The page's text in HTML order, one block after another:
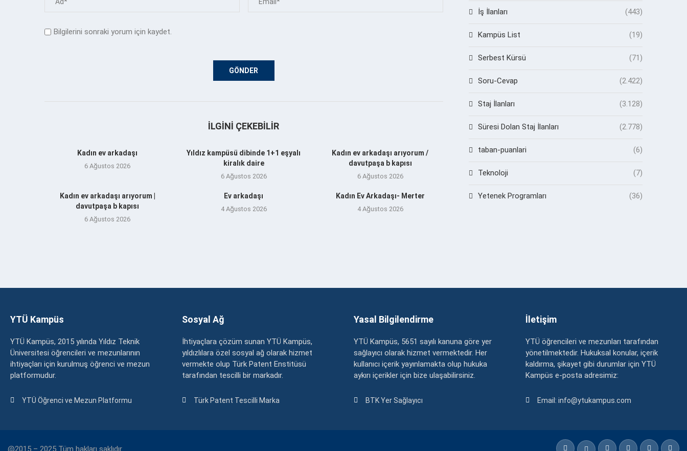
Bilgilerini sonraki yorum için kaydet.
İLGINI ÇEKEBILIR
Kadın ev arkadaşı
6 Ağustos 2026
Yıldız kampüsü dibinde 1+1 eşyalı
kiralık daire
6 Ağustos 2026
Kadın ev arkadaşı arıyorum /
davutpaşa b kapısı
6 Ağustos 2026
Kadın ev arkadaşı arıyorum |
davutpaşa b kapısı
6 Ağustos 2026
Ev arkadaşı
4 Ağustos 2026
Kadın Ev Arkadaşı- Merter
4 Ağustos 2026
İş İlanları (443)
Kampüs List (19)
Serbest Kürsü (71)
Soru-Cevap (2.422)
Staj İlanları (3.128)
Süresi Dolan Staj İlanları (2.778)
taban-puanlari (6)
Teknoloji (7)
Yetenek Programları (36)
YTÜ Kampüs
YTÜ Kampüs, 2015 yılında Yıldız Teknik
Üniversitesi öğrencileri ve mezunlarının
ihtiyaçları için kurulmuş öğrenci ve mezun
platformudur.
YTÜ Öğrenci ve Mezun Platformu
Sosyal Ağ
İhtiyaçlara çözüm sunan YTÜ Kampüs,
yıldızlılara özel sosyal ağ olarak hizmet
vermekte olup Türk Patent Enstitüsü
tarafından tescilli bir markadır.
Türk Patent Tescilli Marka
Yasal Bilgilendirme
YTÜ Kampüs, 5651 sayılı kanuna göre yer
sağlayıcı olarak hizmet vermektedir. Her
kullanıcı içerik yayınlamakta olup hukuka
aykırı içerikler için bize ulaşabilirsiniz.
BTK Yer Sağlayıcı
İletişim
YTÜ öğrencileri ve mezunları tarafından
yönetilmektedir. Hukuksal konular, içerik
kaldırma, şikayet gibi durumlar için YTÜ
Kampüs e-posta adresimiz:
Email: info@ytukampus.com
@2015 – 2025 Tüm hakları saklıdır.